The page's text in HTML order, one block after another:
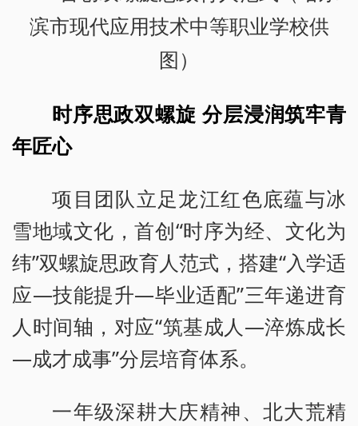
滨市现代应用技术中等职业学校供
图）
时序思政双螺旋 分层浸润筑牢青
年匠心
项目团队立足龙江红色底蕴与冰
雪地域文化，首创“时序为经、文化为
纬”双螺旋思政育人范式，搭建“入学适
应—技能提升—毕业适配”三年递进育
人时间轴，对应“筑基成人—淬炼成长
—成才成事”分层培育体系。
一年级深耕大庆精神、北大荒精